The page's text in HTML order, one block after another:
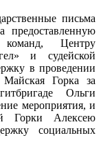
письма
Центру
и судейской
в проведении
Горка за
Ольги
мероприятия, и
Горки Алексею
социальных